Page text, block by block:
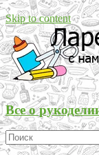
Skip to content
Все о